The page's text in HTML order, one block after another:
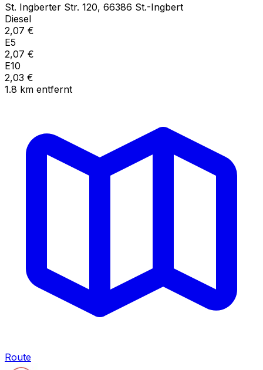
St. Ingberter Str. 120, 66386 St.-Ingbert
Diesel
2,07 €
E5
2,07 €
E10
2,03 €
1.8 km entfernt
Route